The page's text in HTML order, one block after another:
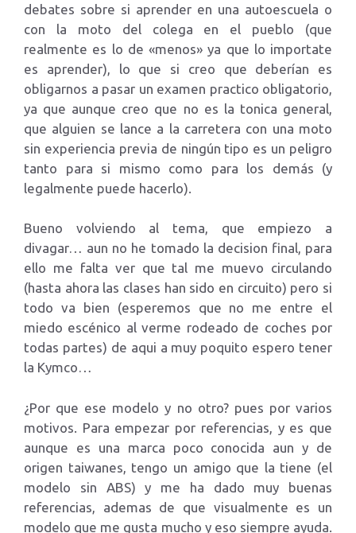
debates sobre si aprender en una autoescuela o
con la moto del colega en el pueblo (que
realmente es lo de «menos» ya que lo importate
es aprender), lo que si creo que deberían es
obligarnos a pasar un examen practico obligatorio,
ya que aunque creo que no es la tonica general,
que alguien se lance a la carretera con una moto
sin experiencia previa de ningún tipo es un peligro
tanto para si mismo como para los demás (y
legalmente puede hacerlo).
Bueno volviendo al tema, que empiezo a
divagar… aun no he tomado la decision final, para
ello me falta ver que tal me muevo circulando
(hasta ahora las clases han sido en circuito) pero si
todo va bien (esperemos que no me entre el
miedo escénico al verme rodeado de coches por
todas partes) de aqui a muy poquito espero tener
la Kymco…
¿Por que ese modelo y no otro? pues por varios
motivos. Para empezar por referencias, y es que
aunque es una marca poco conocida aun y de
origen taiwanes, tengo un amigo que la tiene (el
modelo sin ABS) y me ha dado muy buenas
referencias, ademas de que visualmente es un
modelo que me gusta mucho y eso siempre ayuda.